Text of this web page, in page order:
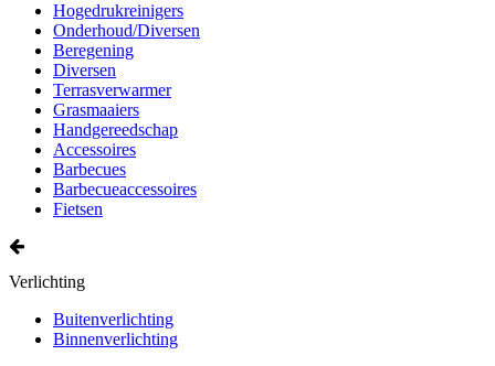
Hogedrukreinigers
Onderhoud/Diversen
Beregening
Diversen
Terrasverwarmer
Grasmaaiers
Handgereedschap
Accessoires
Barbecues
Barbecueaccessoires
Fietsen
Verlichting
Buitenverlichting
Binnenverlichting